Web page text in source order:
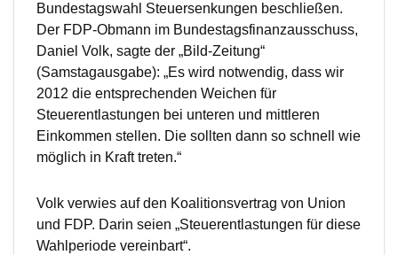
Bundestagswahl Steuersenkungen beschließen.
Der FDP-Obmann im Bundestagsfinanzausschuss,
Daniel Volk, sagte der „Bild-Zeitung“
(Samstagausgabe): „Es wird notwendig, dass wir
2012 die entsprechenden Weichen für
Steuerentlastungen bei unteren und mittleren
Einkommen stellen. Die sollten dann so schnell wie
möglich in Kraft treten.“
Volk verwies auf den Koalitionsvertrag von Union
und FDP. Darin seien „Steuerentlastungen für diese
Wahlperiode vereinbart“.